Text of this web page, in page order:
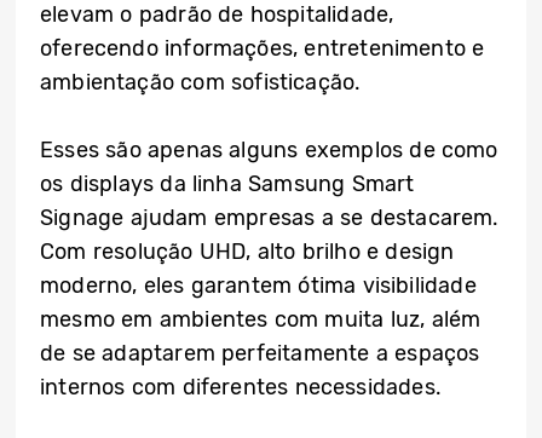
elevam o padrão de hospitalidade,
oferecendo informações, entretenimento e
ambientação com sofisticação.
Esses são apenas alguns exemplos de como
os displays da linha Samsung Smart
Signage ajudam empresas a se destacarem.
Com resolução UHD, alto brilho e design
moderno, eles garantem ótima visibilidade
mesmo em ambientes com muita luz, além
de se adaptarem perfeitamente a espaços
internos com diferentes necessidades.